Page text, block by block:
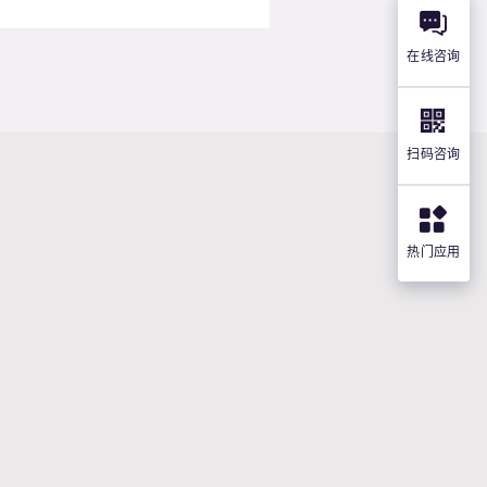
在线咨询
扫码咨询
热门应用